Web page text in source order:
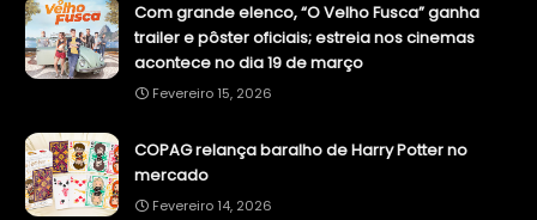
Com grande elenco, “O Velho Fusca” ganha
trailer e pôster oficiais; estreia nos cinemas
acontece no dia 19 de março
Fevereiro 15, 2026
COPAG relança baralho de Harry Potter no
mercado
Fevereiro 14, 2026